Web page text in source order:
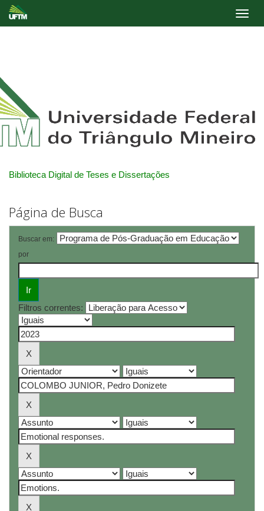
Biblioteca Digital de Teses e Dissertações
Página de Busca
Buscar em:
por
Filtros correntes: